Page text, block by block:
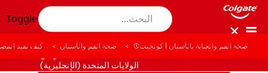
Toggle
الولايات المتحدة (الإنجليزية)
صحة الفم والعناية بالأسنان | كولجيت® صحة الفم والأسنان كيف تفيد